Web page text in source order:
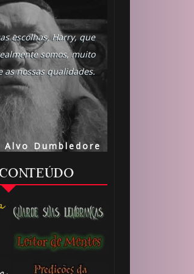
escolhas, Harry, que
somos, muito
as nossas qualidades.
Alvo Dumbledore
1️⃣ 8️⃣